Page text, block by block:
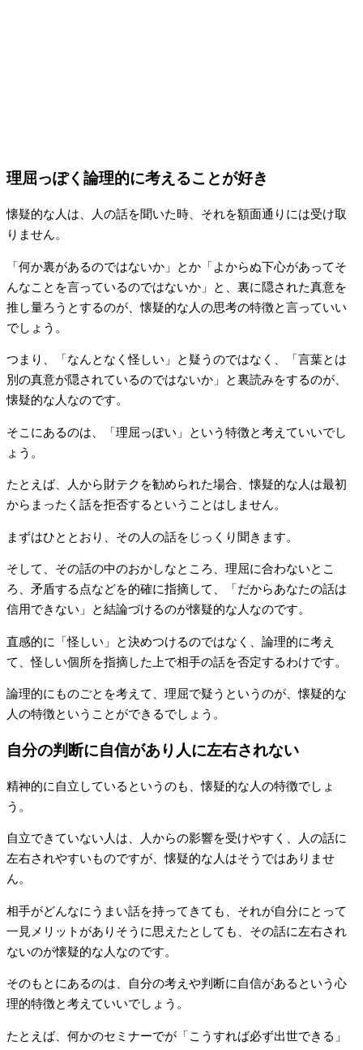
理屈っぽく論理的に考えることが好き
懐疑的な人は、人の話を聞いた時、それを額面通りには受け取
りません。
「何か裏があるのではないか」とか「よからぬ下心があってそ
んなことを言っているのではないか」と、裏に隠された真意を
推し量ろうとするのが、懐疑的な人の思考の特徴と言っていい
でしょう。
つまり、「なんとなく怪しい」と疑うのではなく、「言葉とは
別の真意が隠されているのではないか」と裏読みをするのが、
懐疑的な人なのです。
そこにあるのは、「理屈っぽい」という特徴と考えていいでし
ょう。
たとえば、人から財テクを勧められた場合、懐疑的な人は最初
からまったく話を拒否するということはしません。
まずはひととおり、その人の話をじっくり聞きます。
そして、その話の中のおかしなところ、理屈に合わないとこ
ろ、矛盾する点などを的確に指摘して、「だからあなたの話は
信用できない」と結論づけるのが懐疑的な人なのです。
直感的に「怪しい」と決めつけるのではなく、論理的に考え
て、怪しい個所を指摘した上で相手の話を否定するわけです。
論理的にものごとを考えて、理屈で疑うというのが、懐疑的な
人の特徴ということができるでしょう。
自分の判断に自信があり人に左右されない
精神的に自立しているというのも、懐疑的な人の特徴でしょ
う。
自立できていない人は、人からの影響を受けやすく、人の話に
左右されやすいものですが、懐疑的な人はそうではありませ
ん。
相手がどんなにうまい話を持ってきても、それが自分にとって
一見メリットがありそうに思えたとしても、その話に左右され
ないのが懐疑的な人なのです。
そのもとにあるのは、自分の考えや判断に自信があるという心
理的特徴と考えていいでしょう。
たとえば、何かのセミナーでが「こうすれば必ず出世できる」